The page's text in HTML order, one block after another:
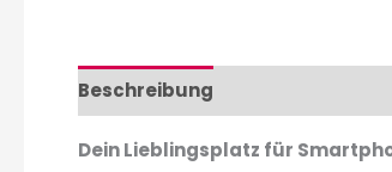
Beschreibung
Dein Lieblingsplatz für